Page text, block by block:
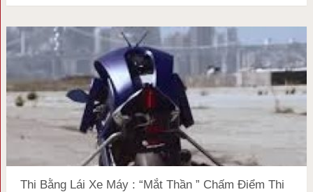
Thi Bằng Lái Xe Máy : “Mắt Thần ” Chấm Điểm Thi